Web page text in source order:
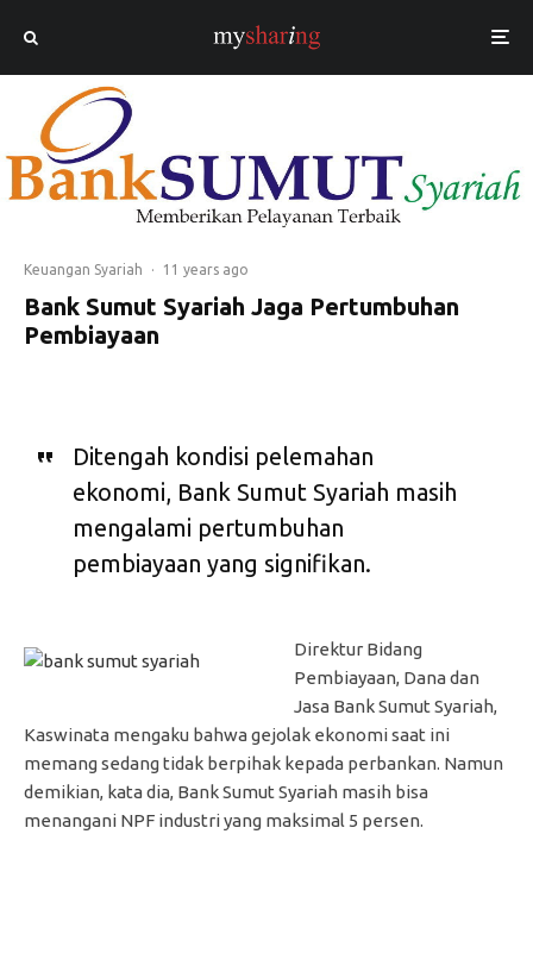
Keuangan Syariah · 11 years ago
Bank Sumut Syariah Jaga Pertumbuhan
Pembiayaan
Ditengah kondisi pelemahan
ekonomi, Bank Sumut Syariah masih
mengalami pertumbuhan
pembiayaan yang signifikan.
Direktur Bidang
Pembiayaan, Dana dan
Jasa Bank Sumut Syariah,
Kaswinata mengaku bahwa gejolak ekonomi saat ini
memang sedang tidak berpihak kepada perbankan. Namun
demikian, kata dia, Bank Sumut Syariah masih bisa
menangani NPF industri yang maksimal 5 persen.